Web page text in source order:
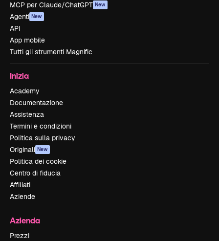
MCP per Claude/ChatGPT New
Agenti New
API
App mobile
Tutti gli strumenti Magnific
Inizia
Academy
Documentazione
Assistenza
Termini e condizioni
Politica sulla privacy
Originali New
Politica dei cookie
Centro di fiducia
Affiliati
Aziende
Azienda
Prezzi